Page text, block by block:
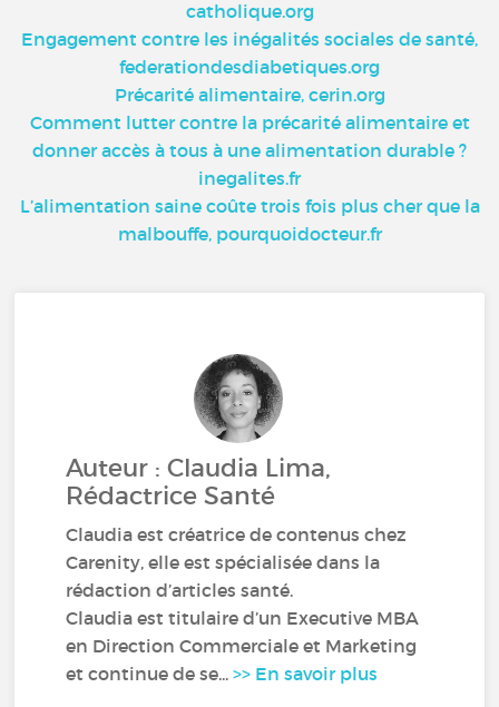
catholique.org
Engagement contre les inégalités sociales de santé,
federationdesdiabetiques.org
Précarité alimentaire, cerin.org
Comment lutter contre la précarité alimentaire et
donner accès à tous à une alimentation durable ?
inegalites.fr
L’alimentation saine coûte trois fois plus cher que la
malbouffe, pourquoidocteur.fr
Auteur : Claudia Lima,
Rédactrice Santé
Claudia est créatrice de contenus chez
Carenity, elle est spécialisée dans la
rédaction d’articles santé.
Claudia est titulaire d’un Executive MBA
en Direction Commerciale et Marketing
et continue de se...>> En savoir plus